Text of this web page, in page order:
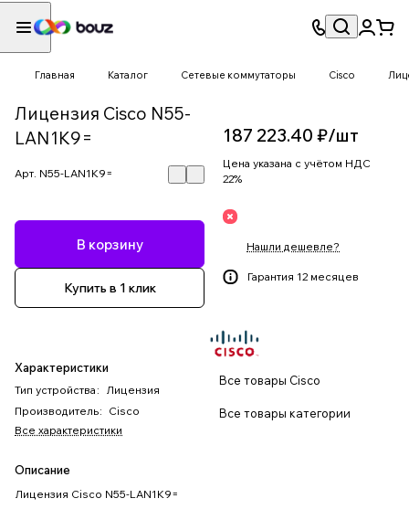
Главная Каталог Сетевые коммутаторы Cisco
Лицензия Cisco N55-
LAN1K9=
Арт. N55-LAN1K9=
В корзину
Купить в 1 клик
Характеристики
Тип устройства : Лицензия
Производитель: Cisco
Все характеристики
Описание
Лицензия Cisco N55-LAN1K9=
187 223.40 ₽/шт
Цена указана с учётом НДС
22%
Нашли дешевле?
Гарантия 12 месяцев
Все товары Cisco
Все товары категории